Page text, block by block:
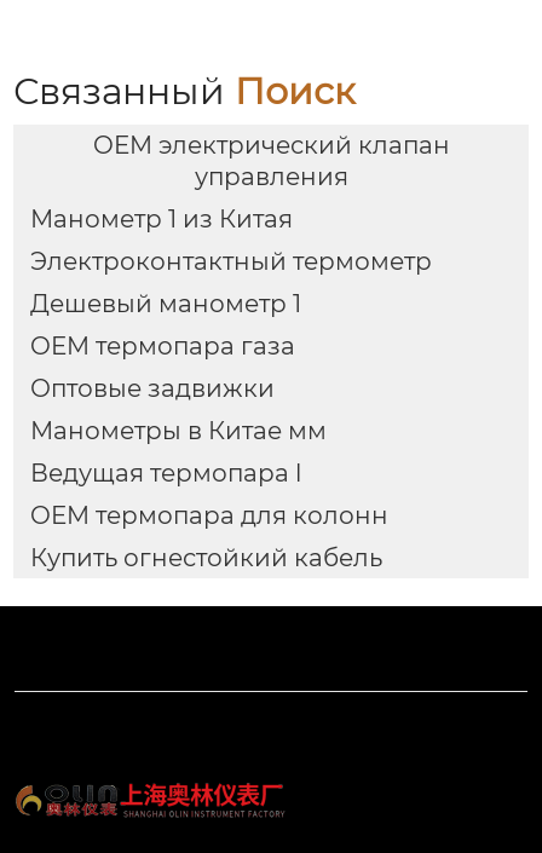
Связанный Поиск
OEM электрический клапан
управления
Манометр 1 из Китая
Электроконтактный термометр
Дешевый манометр 1
OEM термопара газа
Оптовые задвижки
Манометры в Китае мм
Ведущая термопара l
OEM термопара для колонн
Купить огнестойкий кабель